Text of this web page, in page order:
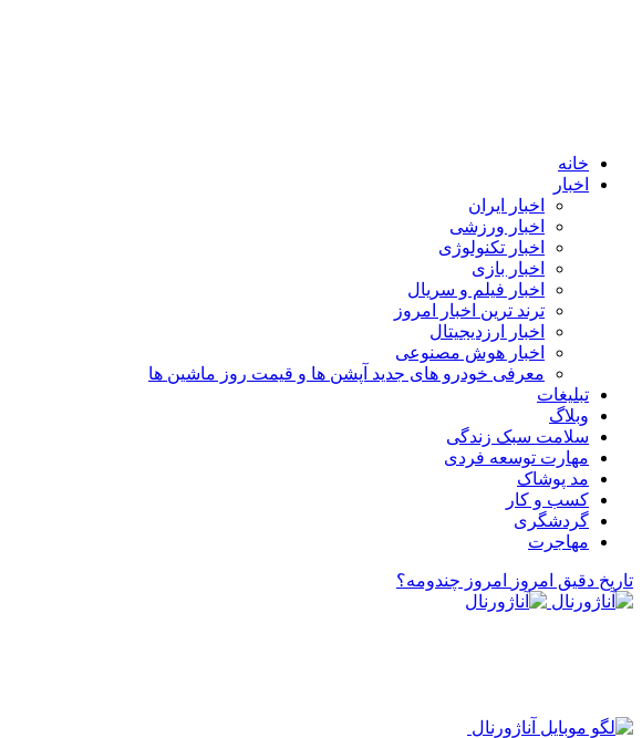
خانه
اخبار
اخبار ایران
اخبار ورزشی
اخبار تکنولوژی
اخبار بازی
اخبار فیلم و سریال
ترند ترین اخبار امروز
اخبار ارزدیجیتال
اخبار هوش مصنوعی
معرفی خودرو های جدید آپشن‌ ها و قیمت روز ماشین‌ ها
تبلیغات
وبلاگ
سلامت سبک زندگی
مهارت توسعه فردی
مد پوشاک
کسب و کار
گردشگری
مهاجرت
تاریخ دقیق امروز امروز چندومه؟